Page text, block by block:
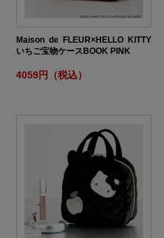
Maison de FLEUR×HELLO KITTY
いちご宝物ケースBOOK PINK
4059円（税込）